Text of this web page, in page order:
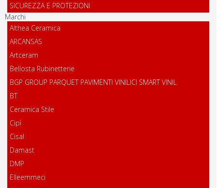
SICUREZZA E PROTEZIONI
Marchi
Althea Ceramica
ARCANSAS
Artceram
Bellosta Rubinetterie
BGP GROUP PARQUET PAVIMENTI VINILICI SMART VINIL
BT
Ceramica Stile
Cipì
Cisal
Damast
DMP
Elleemmeci